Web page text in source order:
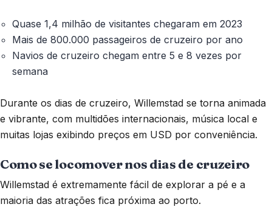
Quase 1,4 milhão de visitantes chegaram em 2023
Mais de 800.000 passageiros de cruzeiro por ano
Navios de cruzeiro chegam entre 5 e 8 vezes por
semana
Durante os dias de cruzeiro, Willemstad se torna animada
e vibrante, com multidões internacionais, música local e
muitas lojas exibindo preços em USD por conveniência.
Como se locomover nos dias de cruzeiro
Willemstad é extremamente fácil de explorar a pé e a
maioria das atrações fica próxima ao porto.